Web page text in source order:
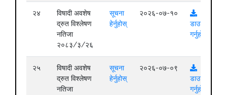
२४
विषादी अवशेष
द्रुत विश्लेषण
नतिजा
२०८३/३/२६
सूचना
हेर्नुहोस्
२०२६-०७-१०
डाउनलोड
गर्नुहोस्
२५
विषादी अवशेष
द्रुत विश्लेषण
नतिजा
सूचना
हेर्नुहोस्
२०२६-०७-०९
डाउनलोड
गर्नुहोस्